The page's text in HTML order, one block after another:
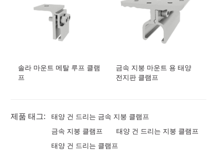
솔라 마운트 메탈 루프 클램
프
금속 지붕 마운트 용 태양
전지판 클램프
제품 태그:
태양 건 드리는 금속 지붕 클램프
금속 지붕 클램프
태양 건 드리는 지붕 클램프
태양 건 드리는 클램프